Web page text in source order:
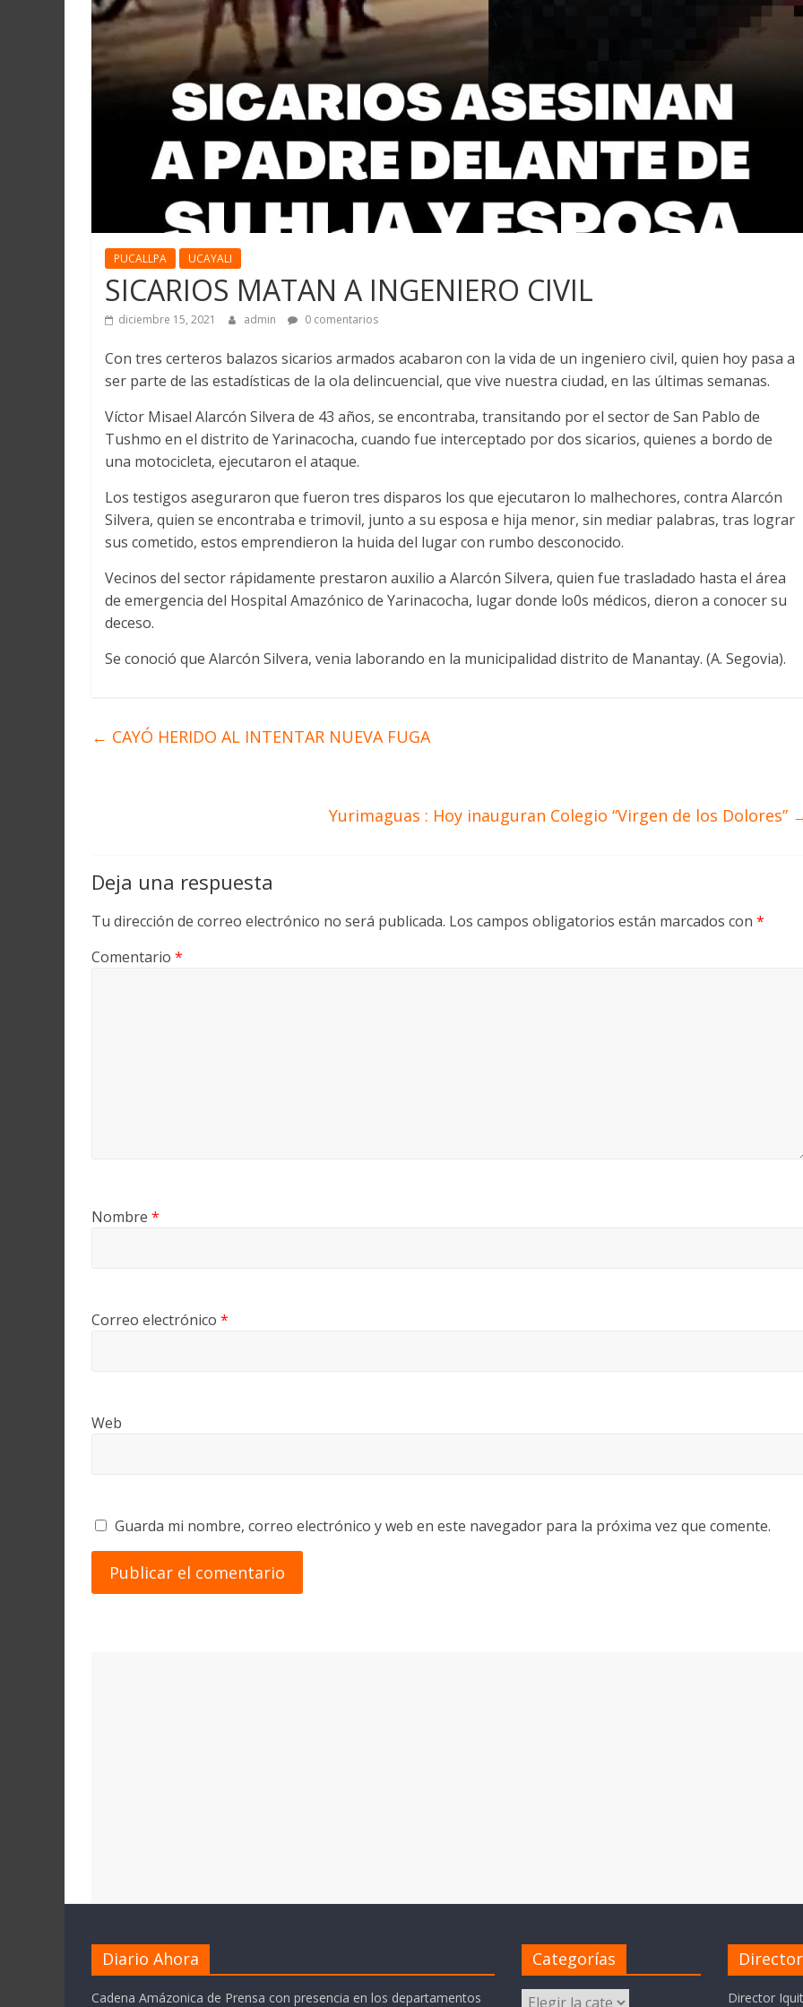
Martín
y
Loreto
PUCALLPA UCAYALI
SICARIOS MATAN A INGENIERO CIVIL
diciembre 15, 2021 admin 0 comentarios
Con tres certeros balazos sicarios armados acabaron con la vida de un ingeniero civil, quien hoy pasa a
ser parte de las estadísticas de la ola delincuencial, que vive nuestra ciudad, en las últimas semanas.
Víctor Misael Alarcón Silvera de 43 años, se encontraba, transitando por el sector de San Pablo de
Tushmo en el distrito de Yarinacocha, cuando fue interceptado por dos sicarios, quienes a bordo de
una motocicleta, ejecutaron el ataque.
Los testigos aseguraron que fueron tres disparos los que ejecutaron lo malhechores, contra Alarcón
Silvera, quien se encontraba e trimovil, junto a su esposa e hija menor, sin mediar palabras, tras lograr
sus cometido, estos emprendieron la huida del lugar con rumbo desconocido.
Vecinos del sector rápidamente prestaron auxilio a Alarcón Silvera, quien fue trasladado hasta el área
de emergencia del Hospital Amazónico de Yarinacocha, lugar donde lo0s médicos, dieron a conocer su
deceso.
Se conoció que Alarcón Silvera, venia laborando en la municipalidad distrito de Manantay. (A. Segovia).
← CAYÓ HERIDO AL INTENTAR NUEVA FUGA
Yurimaguas : Hoy inauguran Colegio “Virgen de los Dolores”
Deja una respuesta
Tu dirección de correo electrónico no será publicada. Los campos obligatorios están marcados con *
Comentario *
Nombre *
Correo electrónico *
Web
Guarda mi nombre, correo electrónico y web en este navegador para la próxima vez que comente.
Diario Ahora
Cadena Amázonica de Prensa con presencia en los departamentos
Categorías
Categorías
Director